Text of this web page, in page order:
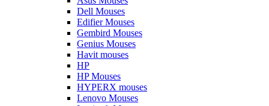
Dell Mouses
Edifier Mouses
Gembird Mouses
Genius Mouses
Havit mouses
HP
HP Mouses
HYPERX mouses
Lenovo Mouses